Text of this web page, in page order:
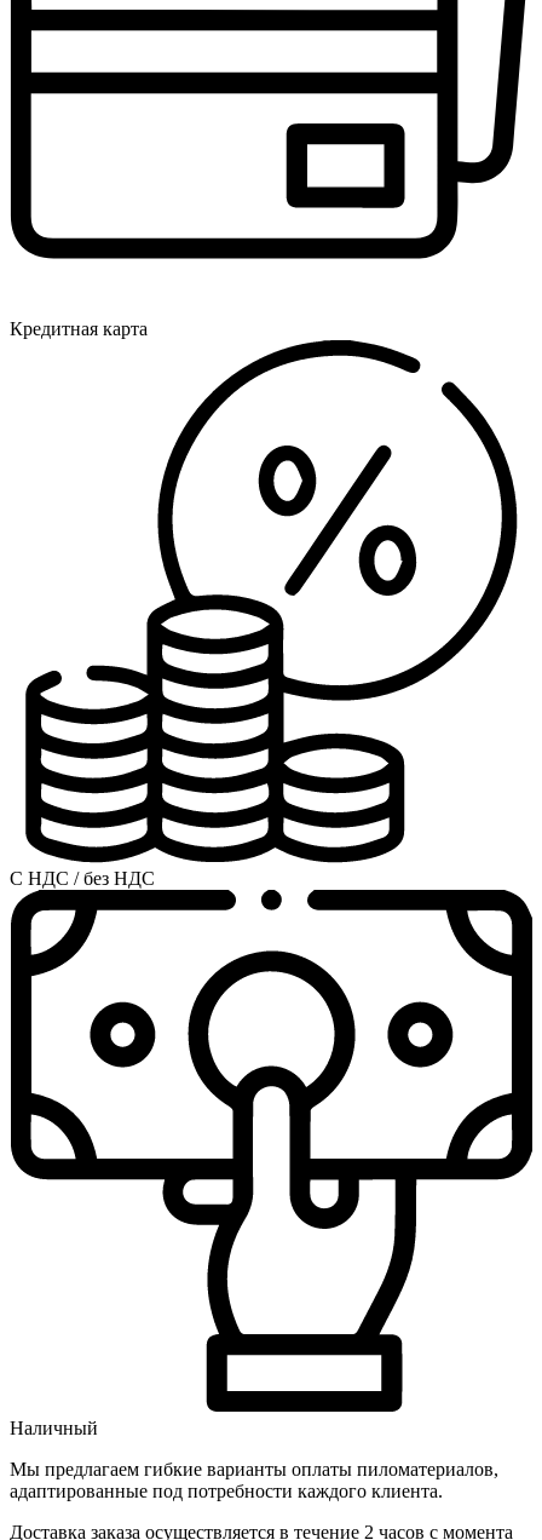
Кредитная карта
С НДС / без НДС
Наличный
Мы предлагаем гибкие варианты оплаты пиломатериалов,
адаптированные под потребности каждого клиента.
Доставка заказа осуществляется в течение 2 часов с момента